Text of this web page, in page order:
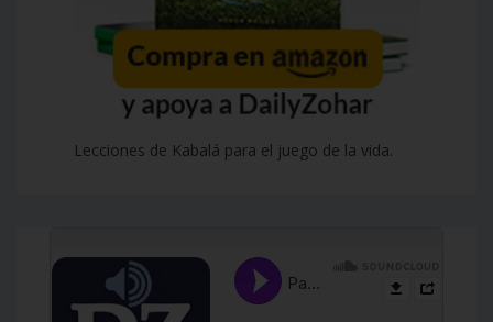
Lecciones de Kabalá para el juego de la vida.